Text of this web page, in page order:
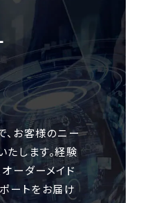
、お客様のニー
します。経験
ーダーメイド
ートをお届け